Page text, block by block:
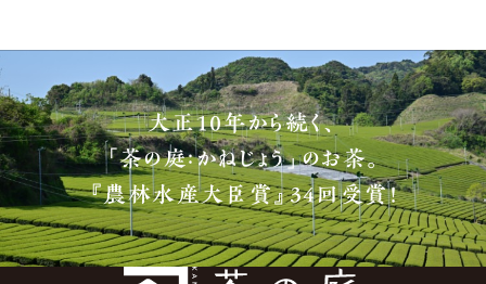
大正10年から続く、
「茶の庭：かねじょう」のお茶。
『農林水産大臣賞』34回受賞！